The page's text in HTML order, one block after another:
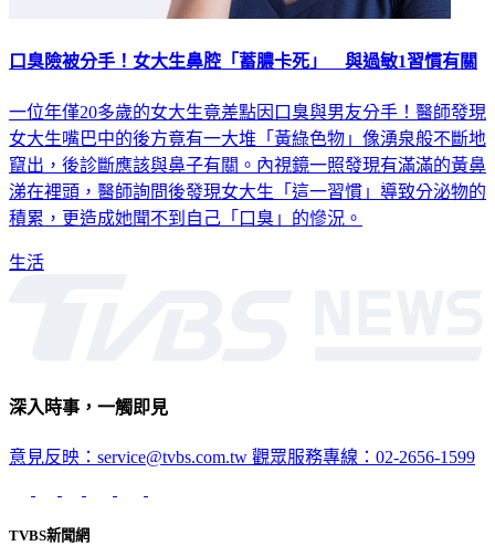
口臭險被分手！女大生鼻腔「蓄膿卡死」 與過敏1習慣有關
一位年僅20多歲的女大生竟差點因口臭與男友分手！醫師發現
女大生嘴巴中的後方竟有一大堆「黃綠色物」像湧泉般不斷地
竄出，後診斷應該與鼻子有關。內視鏡一照發現有滿滿的黃鼻
涕在裡頭，醫師詢問後發現女大生「這一習慣」導致分泌物的
積累，更造成她聞不到自己「口臭」的慘況。
生活
深入時事，一觸即見
意見反映：service@tvbs.com.tw 觀眾服務專線：02-2656-1599
TVBS新聞網